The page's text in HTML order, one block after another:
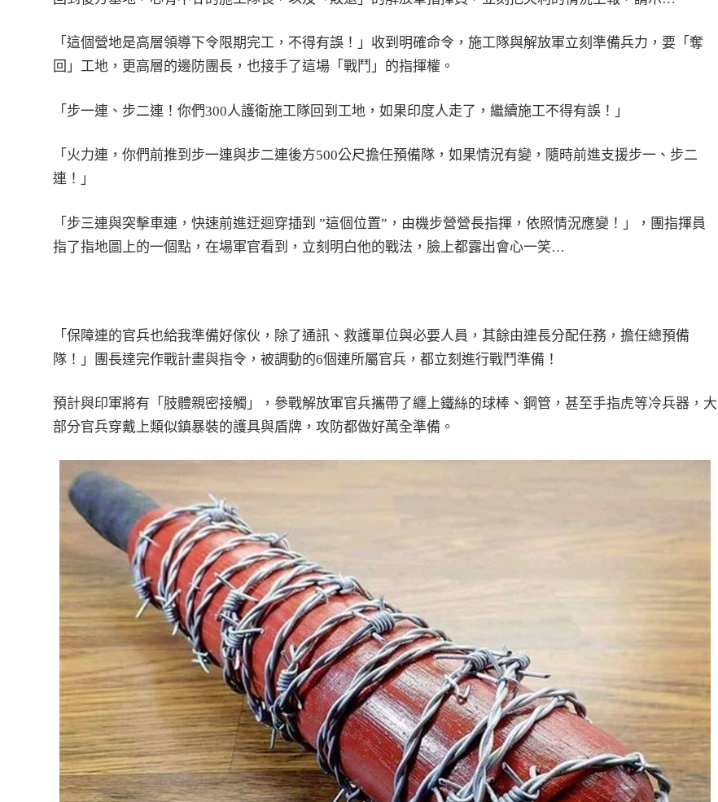
「這個營地是高層領導下令限期完工，不得有誤！」收到明確命令，施工隊與解放軍立刻準備兵力，要「奪
回」工地，更高層的邊防團長，也接手了這場「戰鬥」的指揮權。
「步一連、步二連！你們300人護衛施工隊回到工地，如果印度人走了，繼續施工不得有誤！」
「火力連，你們前推到步一連與步二連後方500公尺擔任預備隊，如果情況有變，隨時前進支援步一、步二
連！」
「步三連與突擊車連，快速前進迂迴穿插到 ”這個位置”，由機步營營長指揮，依照情況應變！」，團指揮員
指了指地圖上的一個點，在場軍官看到，立刻明白他的戰法，臉上都露出會心一笑…
「保障連的官兵也給我準備好傢伙，除了通訊、救護單位與必要人員，其餘由連長分配任務，擔任總預備
隊！」團長達完作戰計畫與指令，被調動的6個連所屬官兵，都立刻進行戰鬥準備！
預計與印軍將有「肢體親密接觸」，參戰解放軍官兵攜帶了纏上鐵絲的球棒、鋼管，甚至手指虎等冷兵器，大
部分官兵穿戴上類似鎮暴裝的護具與盾牌，攻防都做好萬全準備。